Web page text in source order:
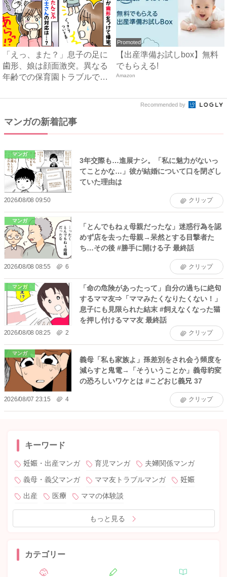
「えっ、また？」息子の足に
歯形、娘は顔面激突。異なる
年齢での保育園トラブルで見
Promoted
【出産準備お試しbox】無料
でもらえる!
Amazon
Recommended by
マンガの新着記事
マンガ
3年交際も…進展ナシ。「私に魅力がないっ
てことかな…」彼が結婚について口を閉ざし
ていた理由は
2026/08/08 09:50 クリップ
マンガ
「とんでもねぇ母親だったな」迷惑行為を認
めず店を去った母親→呆然とする目撃者た
ち…その後 #勝手に開ける子 最終話
2026/08/08 08:55 6 クリップ
マンガ
「命の危険があったって」自分の過ちに絶句
するママ友⇒「ママみたくなりたくない！」
息子にも見限られた結末 #飼えなくなった猫
を押し付けるママ友 最終話
2026/08/08 08:25 2 クリップ
マンガ
義母「私も家族よ」孫差別をされ会う頻度を
減らすと鬼電→「そういうことか」義母豹変
の恐ろしいワケとは #こどおじ義兄 37
2026/08/07 23:15 4 クリップ
キーワード
妊娠・出産マンガ 育児マンガ
夫婦関係マンガ
義母・義父マンガ
ママ友トラブルマンガ
妊娠
出産
医療 ママの体験談
もっと見る
カテゴリー